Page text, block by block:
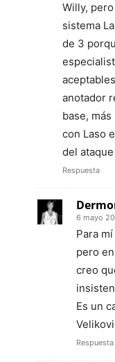
Willy,
sistema
de 3
anotador
base,
con Laso
del ataque
Respuesta
6 mayo
Para
pero
creo
Es un
Respuesta